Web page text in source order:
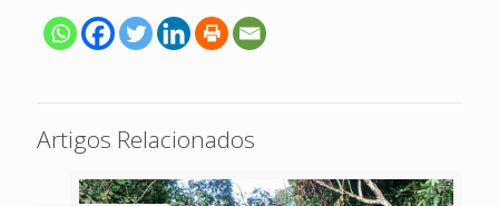
Artigos Relacionados